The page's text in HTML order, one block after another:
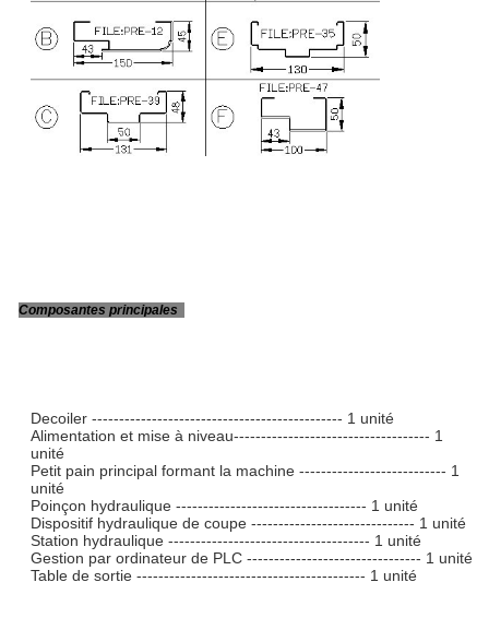
Composantes principales
Decoiler ---------------------------------------------- 1 unité
Alimentation et mise à niveau------------------------------------ 1
unité
Petit pain principal formant la machine --------------------------- 1
unité
Poinçon hydraulique ----------------------------------- 1 unité
Dispositif hydraulique de coupe ------------------------------ 1 unité
Station hydraulique ------------------------------------- 1 unité
Gestion par ordinateur de PLC -------------------------------- 1 unité
Table de sortie ------------------------------------------ 1 unité